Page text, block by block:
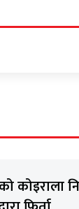
कोइराला